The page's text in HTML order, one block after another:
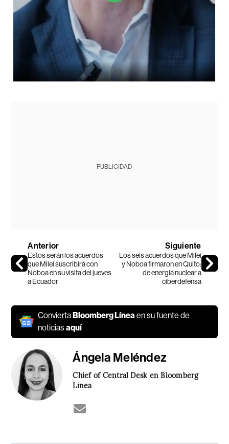
PUBLICIDAD
Anterior
Estos serán los acuerdos
que Milei suscribirá con
Noboa en su visita del jueves
a Ecuador
Siguiente
Los seis acuerdos que Milei
y Noboa firmaron en Quito:
de energía nuclear a
ciberdefensa
ConviertaBloomberg Línea en su fuente de
noticiasaquí
Ángela Meléndez
Chief of Central Desk en Bloomberg
Línea